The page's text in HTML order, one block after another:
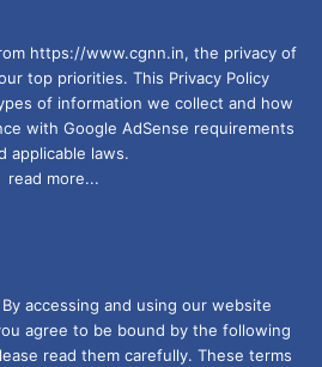
https://www.cgnn.in, the privacy of
top priorities. This Privacy Policy
of information we collect and how
with Google AdSense requirements
applicable laws.
read more...
accessing and using our website
agree to be bound by the following
read them carefully. These terms